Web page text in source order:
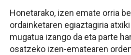
Honetarako, izen emate orria
ordainketaren egiaztagiria
mugatua izango da eta parte
osatzeko izen-ematearen